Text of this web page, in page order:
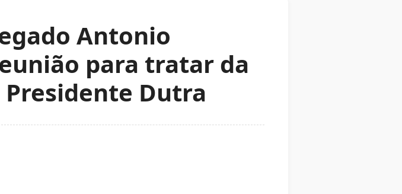
Antonio
para tratar da
Presidente Dutra